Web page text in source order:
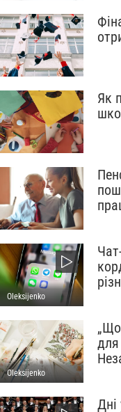
Як
Oleksijenko
Oleksijenko
Дні